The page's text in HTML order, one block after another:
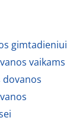
gimtadieniui
vaikams
dovanos